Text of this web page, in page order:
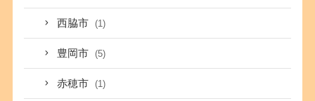
西脇市 (1)
豊岡市 (5)
赤穂市 (1)